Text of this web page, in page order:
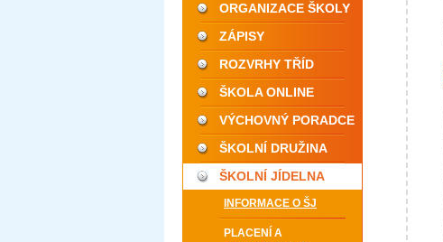
ORGANIZACE ŠKOLY
ZÁPISY
ROZVRHY TŘÍD
ŠKOLA ONLINE
VÝCHOVNÝ PORADCE
ŠKOLNÍ DRUŽINA
ŠKOLNÍ JÍDELNA
INFORMACE O ŠJ
PLACENÍ A